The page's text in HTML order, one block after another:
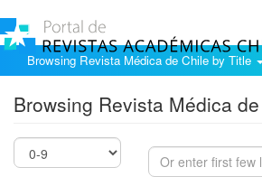
Browsing Revista Médica de Chile by Title
Browsing Revista Médica